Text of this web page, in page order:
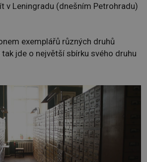
v Leningradu (dnešním Petrohradu)
exemplářů různých druhů
jde o největší sbírku svého druhu